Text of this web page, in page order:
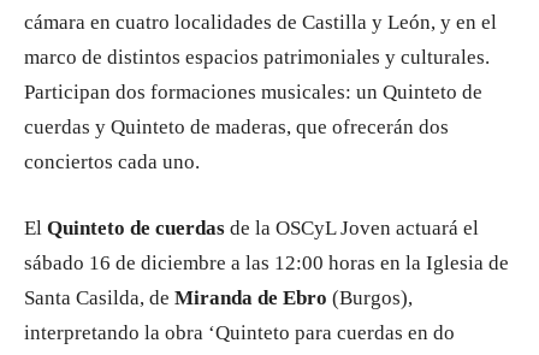
cámara en cuatro localidades de Castilla y León, y en el
marco de distintos espacios patrimoniales y culturales.
Participan dos formaciones musicales: un Quinteto de
cuerdas y Quinteto de maderas, que ofrecerán dos
conciertos cada uno.
El Quinteto de cuerdas de la OSCyL Joven actuará el
sábado 16 de diciembre a las 12:00 horas en la Iglesia de
Santa Casilda, de Miranda de Ebro (Burgos),
interpretando la obra ‘Quinteto para cuerdas en do